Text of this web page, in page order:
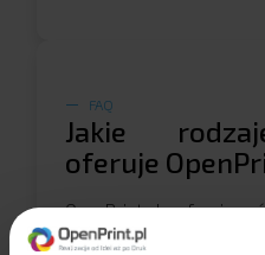
FAQ
Jakie
oferuje
OpenPrint.pl oferuje
certyfikaty, które